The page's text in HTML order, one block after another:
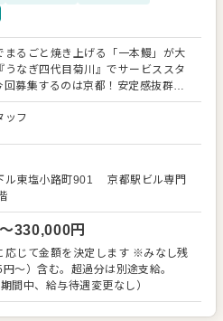
まるごと焼き上げる「一本鰻」が大
うなぎ四代目菊川』でサービススタ
回募集するのは京都！安定感抜群で
ナ
だきます。ホールで円滑な対応が
店の顔として、お客さまから直接感
、改善要求などのご意見をいただ
容は店舗メンバーに共有しながら、
がけてください。オペレーション
【具体的には…】 オー
などのご提供、お会計など、ホー
に携わっていただきます。経験やス
をご用意します。 経験豊富な方は
います。 入社後はスキルに
長をしっかりサポートしますので、
ッフ
ル東塩小路町901
京都駅ビル専門
330,000円
じて金額を決定します ※みなし残
〜）含む。超過分は別途支給。
間中、給与待遇変更なし）